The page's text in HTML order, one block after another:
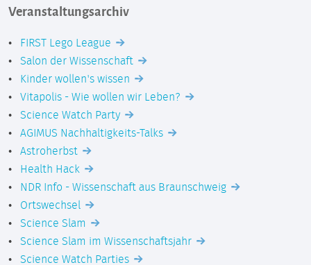
Veranstaltungsarchiv
FIRST Lego League
Salon der Wissenschaft
Kinder wollen's wissen
Vitapolis - Wie wollen wir Leben?
Science Watch Party
AGIMUS Nachhaltigkeits-Talks
Astroherbst
Health Hack
NDR Info - Wissenschaft aus Braunschweig
Ortswechsel
Science Slam
Science Slam im Wissenschaftsjahr
Science Watch Parties